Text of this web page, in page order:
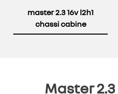
master 2.3 16v l2h1
chassi cabine
Master 2.3